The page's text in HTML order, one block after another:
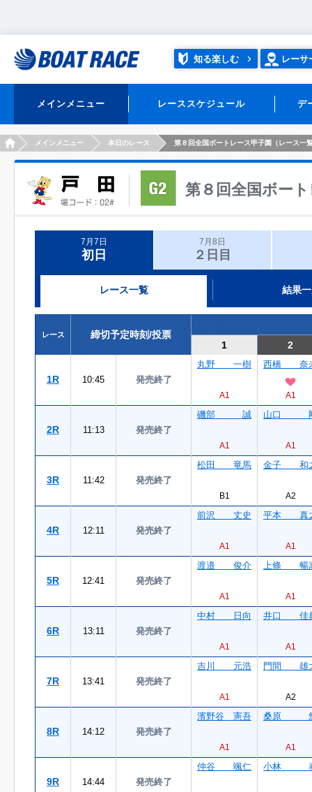
知る楽しむ レーサ
メインメニュー レーススケジュール デ
HOMEメインメニュー 本日のレース 第８回全国ボートレース甲子園（レース一
第８回全国ボー
7月7日
初日
7月8日
２日目
レース一覧 結果
レース
締切予定時刻/投票
1
2
1R 10:45 発売終了
丸野 一樹
A1
西橋 奈
A1
2R 11:13 発売終了
磯部 誠
A1
山口
A1
3R 11:42 発売終了
松田 竜馬
B1
金子 和
A2
4R 12:11 発売終了
前沢 丈史
A1
平本 真
A1
5R 12:41 発売終了
渡邉 俊介
A1
上條 暢
A1
6R 13:11 発売終了
中村 日向
A1
井口 佳
A1
7R 13:41 発売終了
吉川 元浩
A1
門間 雄
A2
8R 14:12 発売終了
濱野谷 憲吾
A1
桑原
A1
9R 14:44 発売終了
仲谷 颯仁 小林